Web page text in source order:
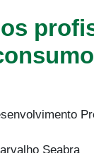
Seabra